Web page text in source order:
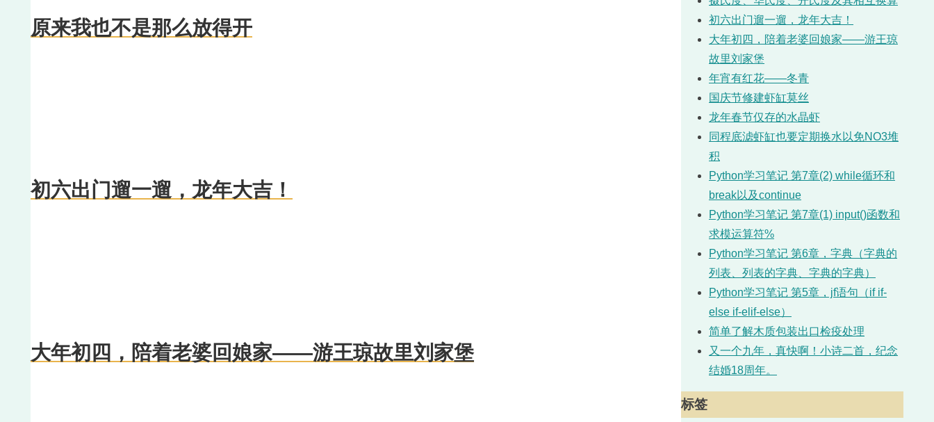
原来我也不是那么放得开
初六出门遛一遛，龙年大吉！
大年初四，陪着老婆回娘家——游王琼故里刘家堡
初六出门遛一遛，龙年大吉！
大年初四，陪着老婆回娘家——游王琼
故里刘家堡
年宵有红花——冬青
国庆节修建虾缸莫丝
龙年春节仅存的水晶虾
同程底滤虾缸也要定期换水以免NO3堆
积
Python学习笔记 第7章(2) while循环和
break以及continue
Python学习笔记 第7章(1) input()函数和
求模运算符%
Python学习笔记 第6章，字典（字典的
列表、列表的字典、字典的字典）
Python学习笔记 第5章，jf语句（if if-
else if-elif-else）
简单了解木质包装出口检疫处理
又一个九年，真快啊！小诗二首，纪念
结婚18周年。
标签